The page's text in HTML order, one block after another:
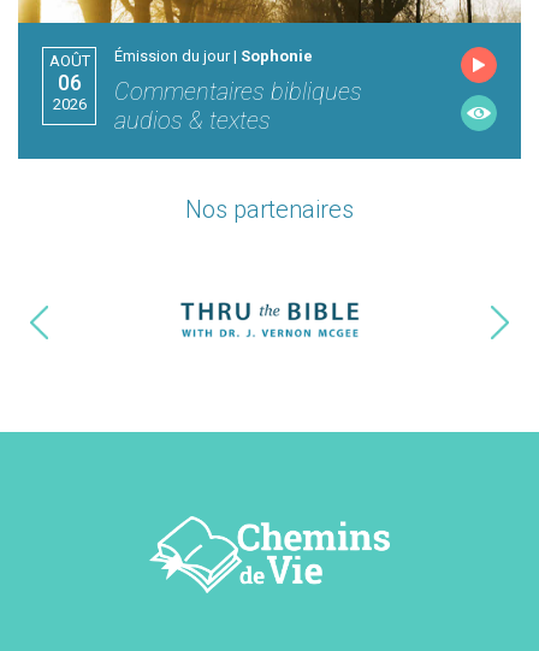
AOÛT
06
2026
Émission du jour | Sophonie
Commentaires bibliques
audios & textes
Nos partenaires